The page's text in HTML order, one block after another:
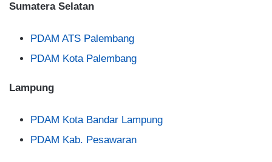
Sumatera Selatan
PDAM ATS Palembang
PDAM Kota Palembang
Lampung
PDAM Kota Bandar Lampung
PDAM Kab. Pesawaran